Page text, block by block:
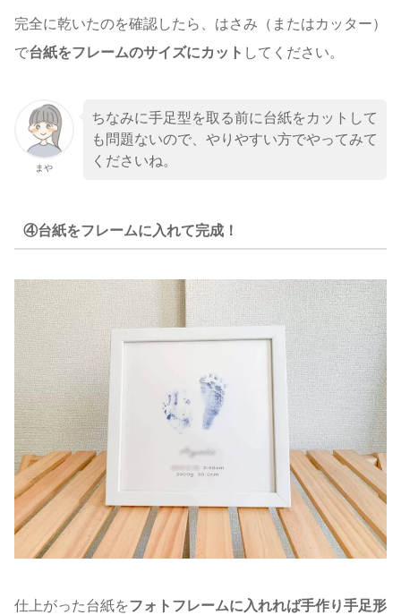
完全に乾いたのを確認したら、はさみ（またはカッター）
で台紙をフレームのサイズにカット してください。
まや
ちなみに手足型を取る前に台紙をカットして
も問題ないので、やりやすい方でやってみて
くださいね。
④台紙をフレームに入れて完成！
仕上がった台紙をフォトフレームに入れれば手作り手足形